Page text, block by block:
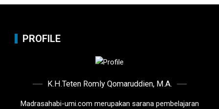
PROFILE
K.H.Teten Romly Qomaruddien, M.A.
Madrasahabi-umi.com merupakan sarana pembelajaran